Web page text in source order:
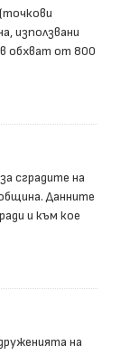
използвани
обхват от 800
сградите на
Данните
и към кое
на